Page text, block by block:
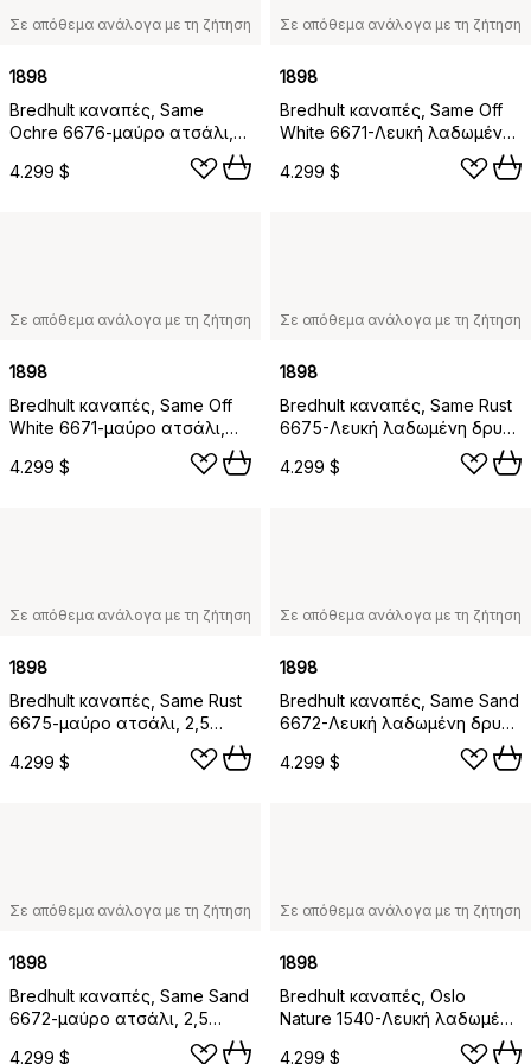
Σε απόθεμα ανάλογα με τη ζήτηση
1898
Bredhult καναπές, Same
Ochre 6676-μαύρο ατσάλι,
4.299 $
Σε απόθεμα ανάλογα με τη ζήτηση
1898
Bredhult καναπές, Same Off
White 6671-Λευκή λαδωμένη
4.299 $
Σε απόθεμα ανάλογα με τη ζήτηση
1898
Bredhult καναπές, Same Off
White 6671-μαύρο ατσάλι,
4.299 $
Σε απόθεμα ανάλογα με τη ζήτηση
1898
Bredhult καναπές, Same Rust
6675-Λευκή λαδωμένη δρυς,
4.299 $
Σε απόθεμα ανάλογα με τη ζήτηση
1898
Bredhult καναπές, Same Rust
6675-μαύρο ατσάλι, 2,5
4.299 $
Σε απόθεμα ανάλογα με τη ζήτηση
1898
Bredhult καναπές, Same Sand
6672-Λευκή λαδωμένη δρυς,
4.299 $
Σε απόθεμα ανάλογα με τη ζήτηση
1898
Bredhult καναπές, Same Sand
6672-μαύρο ατσάλι, 2,5
4.299 $
Σε απόθεμα ανάλογα με τη ζήτηση
1898
Bredhult καναπές, Oslo
Nature 1540-Λευκή λαδωμένη
4.299 $